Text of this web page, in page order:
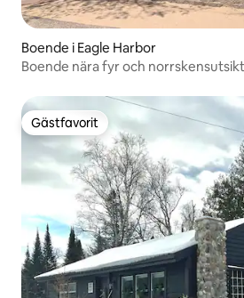
Boende i Eagle Harbor
Boende nära fyr och norrskensutsikt
Gästfavorit
Gästfavorit